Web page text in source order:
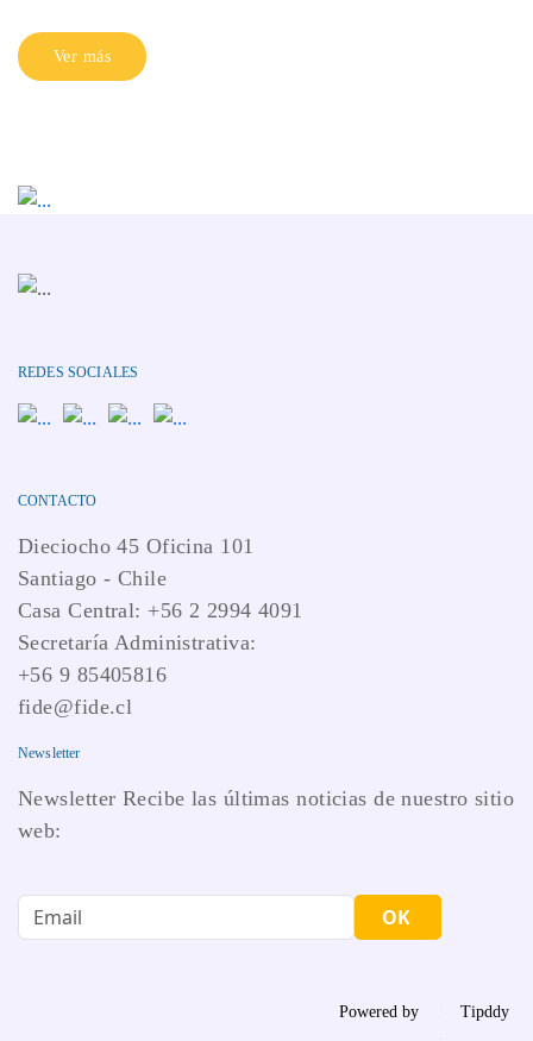
Ver más
REDES SOCIALES
CONTACTO
Dieciocho 45 Oficina 101
Santiago - Chile
Casa Central: +56 2 2994 4091
Secretaría Administrativa:
+56 9 85405816
fide@fide.cl
Newsletter
Newsletter Recibe las últimas noticias de nuestro sitio
web:
OK
Powered by Tipddy